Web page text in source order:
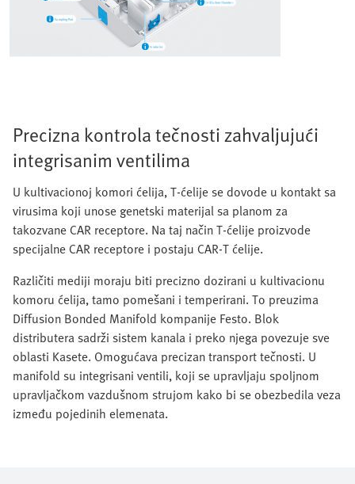
Precizna kontrola tečnosti zahvaljujući
integrisanim ventilima
U kultivacionoj komori ćelija, T-ćelije se dovode u kontakt sa
virusima koji unose genetski materijal sa planom za
takozvane CAR receptore. Na taj način T-ćelije proizvode
specijalne CAR receptore i postaju CAR-T ćelije.
Različiti mediji moraju biti precizno dozirani u kultivacionu
komoru ćelija, tamo pomešani i temperirani. To preuzima
Diffusion Bonded Manifold kompanije Festo. Blok
distributera sadrži sistem kanala i preko njega povezuje sve
oblasti Kasete. Omogućava precizan transport tečnosti. U
manifold su integrisani ventili, koji se upravljaju spoljnom
upravljačkom vazdušnom strujom kako bi se obezbedila veza
između pojedinih elemenata.